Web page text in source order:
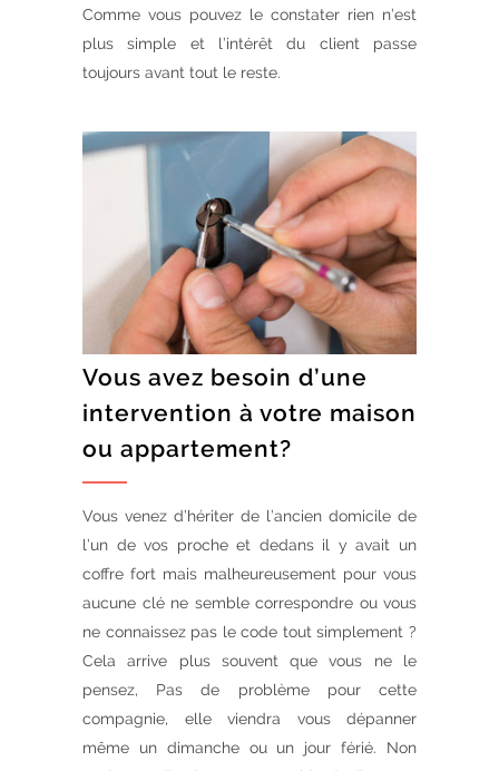
Comme vous pouvez le constater rien n’est
plus simple et l’intérêt du client passe
toujours avant tout le reste.
Vous avez besoin d’une
intervention à votre maison
ou appartement?
Vous venez d’hériter de l’ancien domicile de
l’un de vos proche et dedans il y avait un
coffre fort mais malheureusement pour vous
aucune clé ne semble correspondre ou vous
ne connaissez pas le code tout simplement ?
Cela arrive plus souvent que vous ne le
pensez, Pas de problème pour cette
compagnie, elle viendra vous dépanner
même un dimanche ou un jour férié. Non